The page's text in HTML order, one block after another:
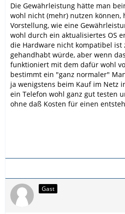
Die Gewährleistung hätte man
wohl nicht (mehr) nutzen können,
Vorstellung, wie eine
wohl durch ein aktualisiertes OS
die Hardware nicht kompatibel ist
gehandhabt würde, aber wenn
funktioniert mit dem dafür wohl
bestimmt ein "ganz normaler"
ja wenigstens beim Kauf im Netz
ein Telefon wohl ganz gut testen
ohne daß Kosten für einen
Gast